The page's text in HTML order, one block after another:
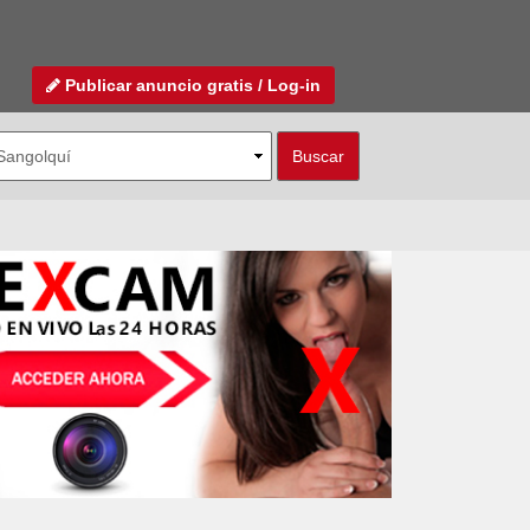
Publicar anuncio gratis / Log-in